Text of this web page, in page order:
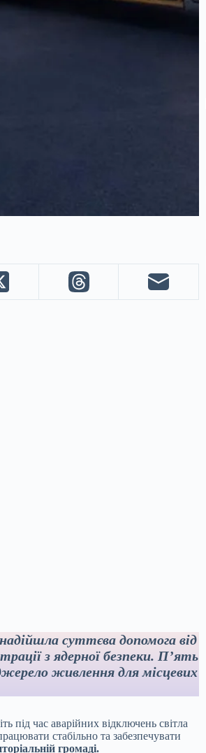
суттєва допомога від
з ядерної безпеки. П’ять
живлення для місцевих
під час аварійних відключень світла
стабільно та забезпечувати
громаді.